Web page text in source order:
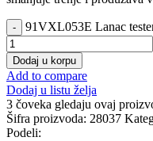
91VXL053E Lanac
Dodaj u korpu
Add to compare
Dodaj u listu želja
3 čoveka gledaju ovaj
Šifra proizvoda: 28037
Podeli: